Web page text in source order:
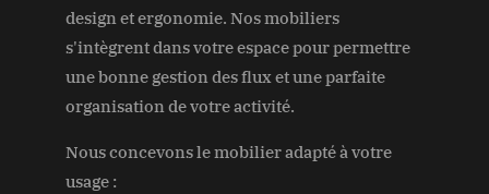
design et ergonomie. Nos mobiliers
s'intègrent dans votre espace pour permettre
une bonne gestion des flux et une parfaite
organisation de votre activité.
Nous concevons le mobilier adapté à votre
usage :